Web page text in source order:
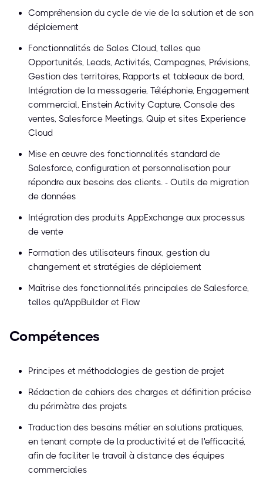
Compréhension du cycle de vie de la solution et de son
déploiement
Fonctionnalités de Sales Cloud, telles que
Opportunités, Leads, Activités, Campagnes, Prévisions,
Gestion des territoires, Rapports et tableaux de bord,
Intégration de la messagerie, Téléphonie, Engagement
commercial, Einstein Activity Capture, Console des
ventes, Salesforce Meetings, Quip et sites Experience
Cloud
Mise en œuvre des fonctionnalités standard de
Salesforce, configuration et personnalisation pour
répondre aux besoins des clients. - Outils de migration
de données
Intégration des produits AppExchange aux processus
de vente
Formation des utilisateurs finaux, gestion du
changement et stratégies de déploiement
Maîtrise des fonctionnalités principales de Salesforce,
telles qu'AppBuilder et Flow
Compétences
Principes et méthodologies de gestion de projet
Rédaction de cahiers des charges et définition précise
du périmètre des projets
Traduction des besoins métier en solutions pratiques,
en tenant compte de la productivité et de l'efficacité,
afin de faciliter le travail à distance des équipes
commerciales